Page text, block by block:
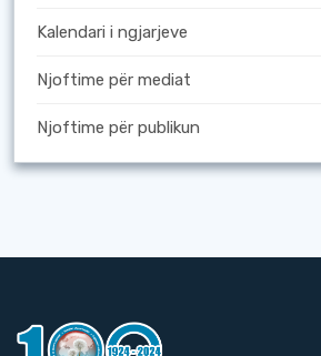
Kalendari i ngjarjeve
Njoftime për mediat
Njoftime për publikun